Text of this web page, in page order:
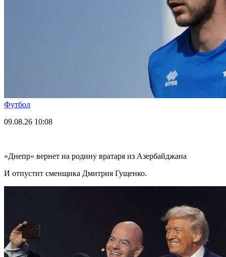
Футбол
09.08.26 10:08
«Днепр» вернет на родину вратаря из Азербайджана
И отпустит сменщика Дмитрия Гущенко.